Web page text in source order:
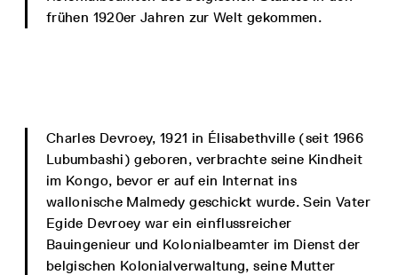
frühen 1920er Jahren zur Welt gekommen.
Charles Devroey, 1921 in Élisabethville (seit 1966
Lubumbashi) geboren, verbrachte seine Kindheit
im Kongo, bevor er auf ein Internat ins
wallonische Malmedy geschickt wurde. Sein Vater
Egide Devroey war ein einflussreicher
Bauingenieur und Kolonialbeamter im Dienst der
belgischen Kolonialverwaltung, seine Mutter